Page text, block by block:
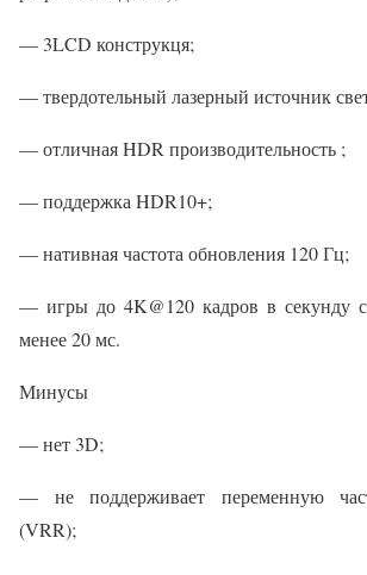
— 3LCD конструкця;
— твердотельный лазерный источник
— отличная HDR производительность ;
— поддержка HDR10+;
— нативная частота обновления 120 Гц;
— игры до 4K@120 кадров в секунду с
менее 20 мс.
Минусы
— нет 3D;
— не поддерживает переменную
(VRR);